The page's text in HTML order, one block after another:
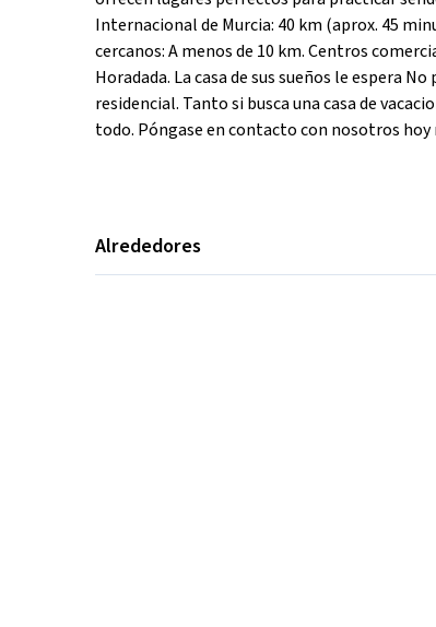
Internacional de Murcia: 40 km (aprox. 45
cercanos: A menos de 10 km. Centros
Horadada. La casa de sus sueños le espera
residencial. Tanto si busca una casa de
todo. Póngase en contacto con nosotros
Alrededores